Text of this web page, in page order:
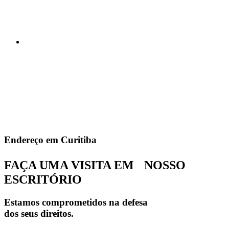
Endereço em Curitiba
FAÇA UMA VISITA EM NOSSO
ESCRITÓRIO
Estamos comprometidos na defesa
dos seus direitos.